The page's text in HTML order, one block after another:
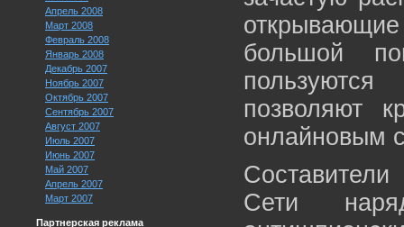
Апрель 2008
Март 2008
Февраль 2008
Январь 2008
Декабрь 2007
Ноябрь 2007
Октябрь 2007
Сентябрь 2007
Август 2007
Июль 2007
Июнь 2007
Май 2007
Апрель 2007
Март 2007
Партнерская реклама
большой
позволяют
онлайновым
Сети